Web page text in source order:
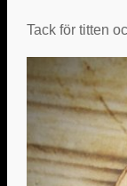
Tack för titten